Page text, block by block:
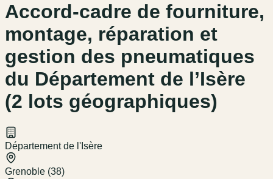
Accord-cadre de fourniture,
montage, réparation et
gestion des pneumatiques
du Département de l’Isère
(2 lots géographiques)
Département de l'Isère
Grenoble (38)